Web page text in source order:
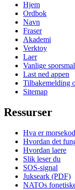
Hjem
Ordbok
Navn
Fraser
Akademi
Verktoy
Laer
Vanlige sporsmal
Last ned appen
Tilbakemelding
Sitemap
Ressurser
Hva er
Hvordan det
Hvordan laere
Slik leser du
SOS-signal
Jukseark (PDF)
NATOs